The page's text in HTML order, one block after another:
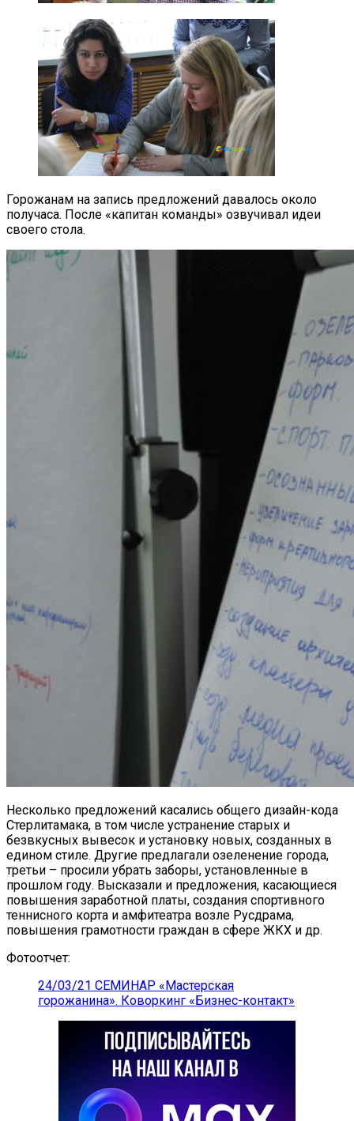
Горожанам на запись предложений давалось около
получаса. После «капитан команды» озвучивал идеи
своего стола.
Несколько предложений касались общего дизайн-кода
Стерлитамака, в том числе устранение старых и
безвкусных вывесок и установку новых, созданных в
едином стиле. Другие предлагали озеленение города,
третьи – просили убрать заборы, установленные в
прошлом году. Высказали и предложения, касающиеся
повышения заработной платы, создания спортивного
теннисного корта и амфитеатра возле Русдрама,
повышения грамотности граждан в сфере ЖКХ и др.
Фотоотчет:
24/03/21 СЕМИНАР «Мастерская
горожанина». Коворкинг «Бизнес-контакт»